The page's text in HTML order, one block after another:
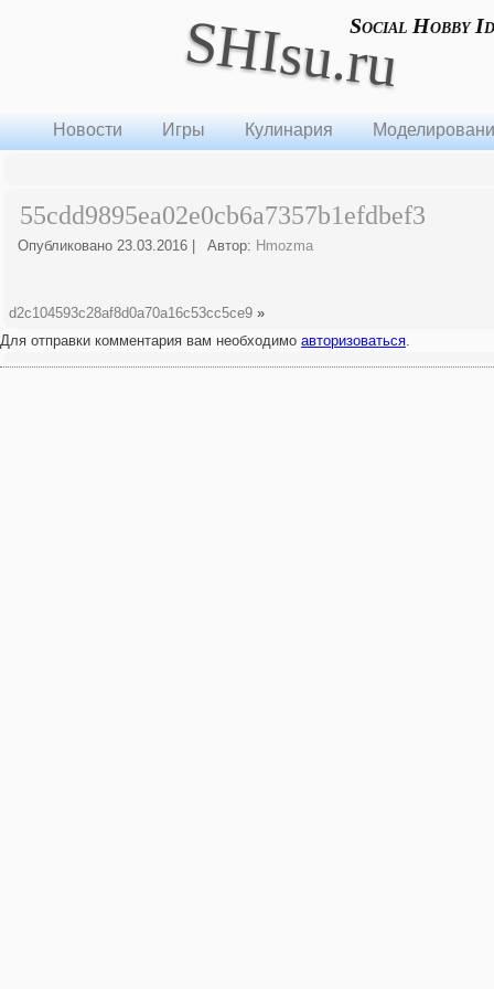
SHIsu.ruSocial Hobby
Новости Игры Кулинария
55cdd9895ea02e0cb6a7357b1efdbef3
Опубликовано 23.03.2016 Автор: Hmozma
d2c104593c28af8d0a70a16c53cc5ce9 »
Для отправки комментария вам необходимо авторизоваться.